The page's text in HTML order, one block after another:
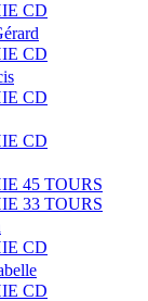
CD
CD
CD
CD
45 TOURS
33 TOURS
CD
CD